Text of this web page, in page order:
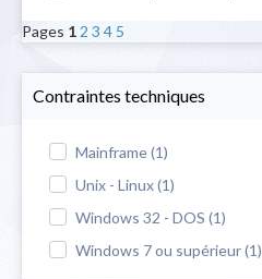
Pages 1 2 3 4 5
Contraintes techniques
Mainframe (1)
Unix - Linux (1)
Windows 32 - DOS (1)
Windows 7 ou supérieur (1)